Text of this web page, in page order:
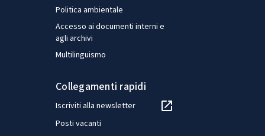
Politica ambientale
Accesso ai documenti interni e
agli archivi
Multilinguismo
Collegamenti rapidi
Iscriviti alla newsletter
Posti vacanti